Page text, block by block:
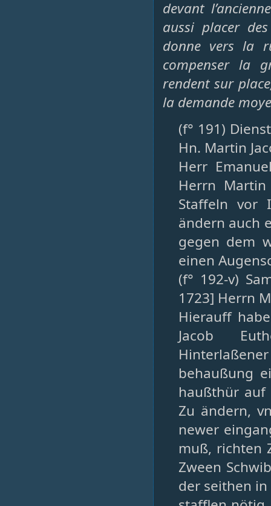
devant
aussi placer
donne vers la
compenser la
rendent sur
la demande
(f° 191)
Hn. Martin
Herr
Herrn
Staffeln vor
ändern auch
gegen dem
einen
(f° 192-v)
1723] Herrn
Hierauff
Jacob
behaußung
haußthür auf
Zu ändern,
newer
muß, richten
Zween
der seithen